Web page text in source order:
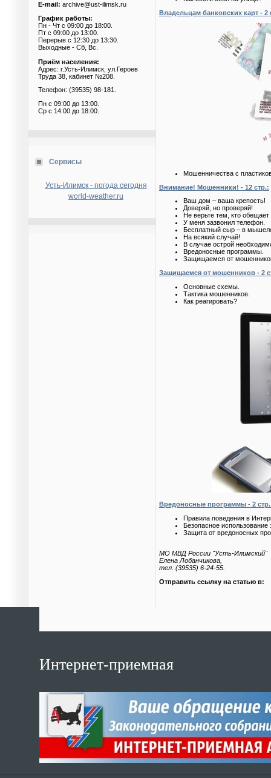
E-mail: archive@ust-ilimsk.ru
График работы:
Пн - Чт с 09:00 до 18:00.
Пт с 09:00 до 13:00.
Перерыв с 12:30 до 13:30.
Выходные - Сб, Вс.
Приём населения:
Адрес: г.Усть-Илимск, ул.Героев
Труда 38, кабинет №208.
Телефон: (39535) 98-181.
Пн с 09:00 до 13:00.
Ср с 14:00 до 18:00.
Сервисы
Усть-Илимск - погода сегодня
world-weather.ru
Владельцам банковских карт - 2
Мошенничества с
Внимание! Мошенники! - 12 стр.:
Ваш дом – ваша крепость!
Доверяй, но проверяй!
Не верьте тем, кто обещает
У меня зазвонил телефон.
Бесплатный сыр – в
На всякий случай!
В случае острой
Вредоносные программы.
Защищаемся от
Защищаемся от мошенников - 2
Основные схемы.
Тактика мошенников.
Как реагировать?
Вредоносные программы - 2
Правила поведения в
Безопасное использование
Защита от вредоносных
МО МВД России "Усть-Илимский"
Елена Лобанчикова,
тел. (39535) 6-24-55.
Отправить ссылку на статью в:
Интернет-приемная